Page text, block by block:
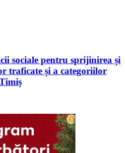
sociale pentru sprijinirea și
traficate și a categoriilor